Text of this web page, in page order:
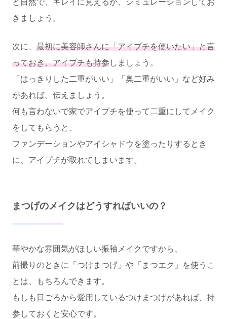
と自然で、キレイに見えるか、シミュレーションしてお
きましょう。
次に、 最初に美容師さんに「アイプチを使いたい」と言
っておき、アイプチも持参しましょう。
「はっきりした二重がいい」「奥二重がいい」など好み
があれば、伝えましょう。
何も言わないで家でアイプチを使って二重にしてメイク
をしてもらうと、
ファンデーションやアイシャドウを塗ったりするとき
に、アイプチが取れてしまいます。
まつげのメイクはどうすればいいの？
華やかな雰囲気がほしい振袖メイクですから、
前撮りのときに「つけまつげ」や「まつエク」を使うこ
とは、もちろんできます。
もしも日ごろから愛用しているつけまつげがあれば、持
参しておくと安心です。